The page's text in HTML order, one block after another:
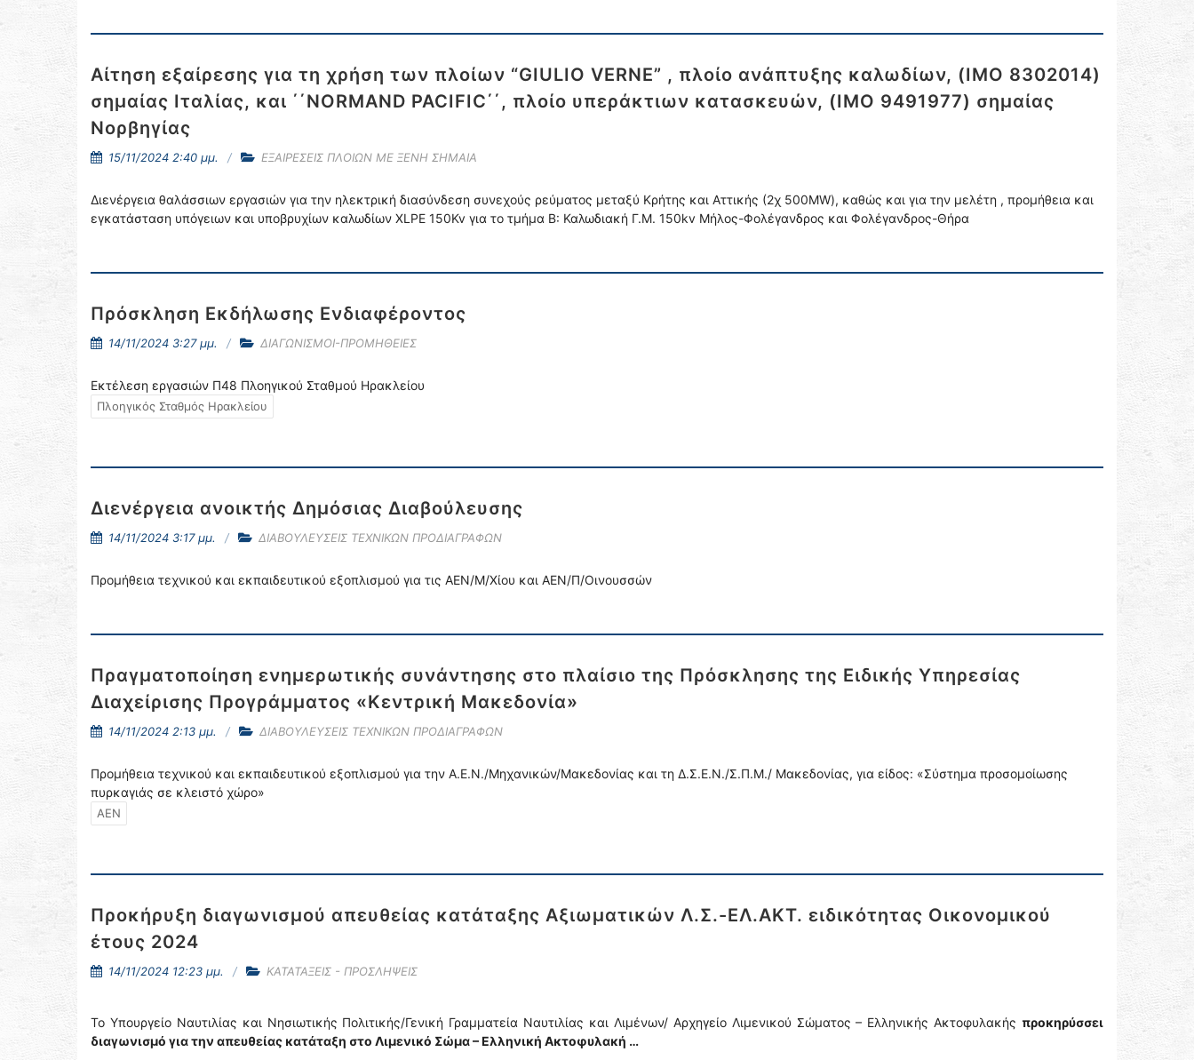
Αίτηση εξαίρεσης για τη χρήση των πλοίων “GIULIO VERNE” , πλοίο ανάπτυξης καλωδίων, (IMO 8302014)
σημαίας Ιταλίας, και ΄΄NORMAND PACIFIC΄΄, πλοίο υπεράκτιων κατασκευών, (ΙΜΟ 9491977) σημαίας
Νορβηγίας
15/11/2024 2:40 μμ. ΕΞΑΙΡΕΣΕΙΣ ΠΛΟΙΩΝ ΜΕ ΞΕΝΗ ΣΗΜΑΙΑ
Διενέργεια θαλάσσιων εργασιών για την ηλεκτρική διασύνδεση συνεχούς ρεύματος μεταξύ Κρήτης και Αττικής (2χ 500MW), καθώς και για την μελέτη , προμήθεια και
εγκατάσταση υπόγειων και υποβρυχίων καλωδίων XLPE 150Kv για το τμήμα Β: Καλωδιακή Γ.Μ. 150kv Μήλος-Φολέγανδρος και Φολέγανδρος-Θήρα
Πρόσκληση Εκδήλωσης Ενδιαφέροντος
14/11/2024 3:27 μμ. ΔΙΑΓΩΝΙΣΜΟΙ-ΠΡΟΜΗΘΕΙΕΣ
Εκτέλεση εργασιών Π48 Πλοηγικού Σταθμού Ηρακλείου
Πλοηγικός Σταθμός Ηρακλείου
Διενέργεια ανοικτής Δημόσιας Διαβούλευσης
14/11/2024 3:17 μμ. ΔΙΑΒΟΥΛΕΥΣΕΙΣ ΤΕΧΝΙΚΩΝ ΠΡΟΔΙΑΓΡΑΦΩΝ
Προμήθεια τεχνικού και εκπαιδευτικού εξοπλισμού για τις ΑΕΝ/Μ/Χίου και ΑΕΝ/Π/Οινουσσών
Πραγματοποίηση ενημερωτικής συνάντησης στο πλαίσιο της Πρόσκλησης της Ειδικής Υπηρεσίας
Διαχείρισης Προγράμματος «Κεντρική Μακεδονία»
14/11/2024 2:13 μμ. ΔΙΑΒΟΥΛΕΥΣΕΙΣ ΤΕΧΝΙΚΩΝ ΠΡΟΔΙΑΓΡΑΦΩΝ
Προμήθεια τεχνικού και εκπαιδευτικού εξοπλισμού για την Α.Ε.Ν./Μηχανικών/Μακεδονίας και τη Δ.Σ.Ε.Ν./Σ.Π.Μ./ Μακεδονίας, για είδος: «Σύστημα προσομοίωσης
πυρκαγιάς σε κλειστό χώρο»
ΑΕΝ
Προκήρυξη διαγωνισμού απευθείας κατάταξης Αξιωματικών Λ.Σ.-ΕΛ.ΑΚΤ. ειδικότητας Οικονομικού
έτους 2024
14/11/2024 12:23 μμ. ΚΑΤΑΤΑΞΕΙΣ - ΠΡΟΣΛΗΨΕΙΣ
Το Υπουργείο Ναυτιλίας και Νησιωτικής Πολιτικής/Γενική Γραμματεία Ναυτιλίας και Λιμένων/ Αρχηγείο Λιμενικού Σώματος – Ελληνικής Ακτοφυλακής προκηρύσσει
διαγωνισμό για την απευθείας κατάταξη στο Λιμενικό Σώμα – Ελληνική Ακτοφυλακή …